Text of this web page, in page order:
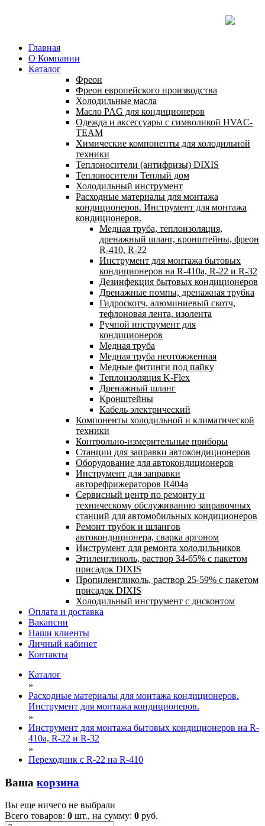
Главная
О Компании
Каталог
Фреон
Фреон европейского производства
Холодильные масла
Масло PAG для кондиционеров
Одежда и аксессуары с символикой HVAC-
TEAM
Химические компоненты для холодильной
техники
Теплоносители (антифризы) DIXIS
Теплоносители Теплый дом
Холодильный инструмент
Расходные материалы для монтажа
кондиционеров. Инструмент для монтажа
кондиционеров.
Медная труба, теплоизоляция,
дренажный шланг, кронштейны, фреон
R-410, R-22
Инструмент для монтажа бытовых
кондиционеров на R-410а, R-22 и R-32
Дезинфекция бытовых кондиционеров
Дренажные помпы, дренажная трубка
Гидроскотч, алюминиевый скотч,
тефлоновая лента, изолента
Ручной инструмент для
кондиционеров
Медная труба
Медная труба неотожженная
Медные фитинги под пайку
Теплоизоляция K-Flex
Дренажный шланг
Кронштейны
Кабель электрический
Компоненты холодильной и климатической
техники
Контрольно-измерительные приборы
Станции для заправки автокондиционеров
Оборудование для автокондиционеров
Инструмент для заправки
авторефрижераторов R404a
Сервисный центр по ремонту и
техническому обслуживанию заправочных
станций для автомобильных кондиционеров
Ремонт трубок и шлангов
автокондиционера, сварка аргоном
Инструмент для ремонта холодильников
Этиленгликоль, раствор 34-65% с пакетом
присадок DIXIS
Пропиленгликоль, раствор 25-59% с пакетом
присадок DIXIS
Холодильный инструмент с дисконтом
Оплата и доставка
Вакансии
Наши клиенты
Личный кабинет
Контакты
Каталог
»
Расходные материалы для монтажа кондиционеров.
Инструмент для монтажа кондиционеров.
»
Инструмент для монтажа бытовых кондиционеров на R-
410а, R-22 и R-32
»
Переходник с R-22 на R-410
Ваша корзина
Вы еще ничего не выбрали
Всего товаров: 0 шт., на сумму: 0 руб.